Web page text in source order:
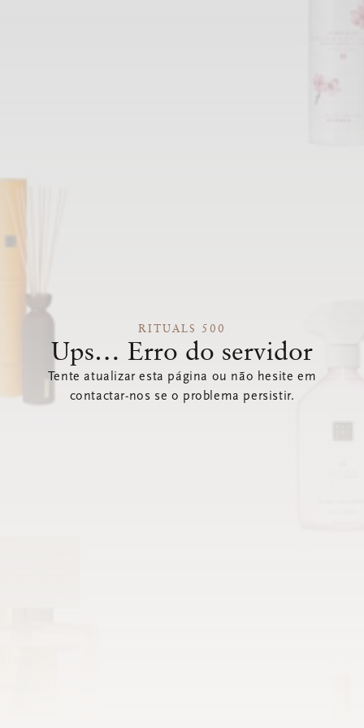
RITUALS 500
Ups… Erro do servidor
Tente atualizar esta página ou não hesite em
contactar-nos se o problema persistir.